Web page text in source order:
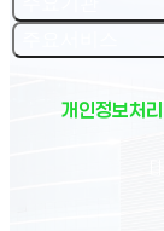
개인정보처